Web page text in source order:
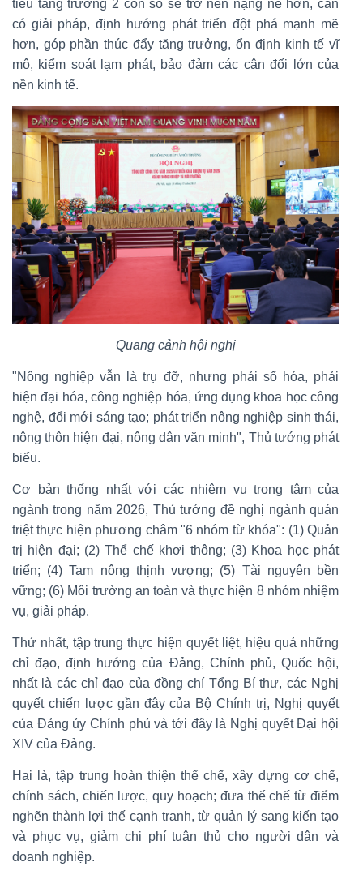
tiêu tăng trưởng 2 con số sẽ trở nên nặng nề hơn, cần
có giải pháp, định hướng phát triển đột phá mạnh mẽ
hơn, góp phần thúc đẩy tăng trưởng, ổn định kinh tế vĩ
mô, kiểm soát lạm phát, bảo đảm các cân đối lớn của
nền kinh tế.
Quang cảnh hội nghị
"Nông nghiệp vẫn là trụ đỡ, nhưng phải số hóa, phải
hiện đại hóa, công nghiệp hóa, ứng dụng khoa học công
nghệ, đổi mới sáng tạo; phát triển nông nghiệp sinh thái,
nông thôn hiện đại, nông dân văn minh", Thủ tướng phát
biểu.
Cơ bản thống nhất với các nhiệm vụ trọng tâm của
ngành trong năm 2026, Thủ tướng đề nghị ngành quán
triệt thực hiện phương châm "6 nhóm từ khóa": (1) Quản
trị hiện đại; (2) Thể chế khơi thông; (3) Khoa học phát
triển; (4) Tam nông thịnh vượng; (5) Tài nguyên bền
vững; (6) Môi trường an toàn và thực hiện 8 nhóm nhiệm
vụ, giải pháp.
Thứ nhất, tập trung thực hiện quyết liệt, hiệu quả những
chỉ đạo, định hướng của Đảng, Chính phủ, Quốc hội,
nhất là các chỉ đạo của đồng chí Tổng Bí thư, các Nghị
quyết chiến lược gần đây của Bộ Chính trị, Nghị quyết
của Đảng ủy Chính phủ và tới đây là Nghị quyết Đại hội
XIV của Đảng.
Hai là, tập trung hoàn thiện thể chế, xây dựng cơ chế,
chính sách, chiến lược, quy hoạch; đưa thể chế từ điểm
nghẽn thành lợi thế cạnh tranh, từ quản lý sang kiến tạo
và phục vụ, giảm chi phí tuân thủ cho người dân và
doanh nghiệp.